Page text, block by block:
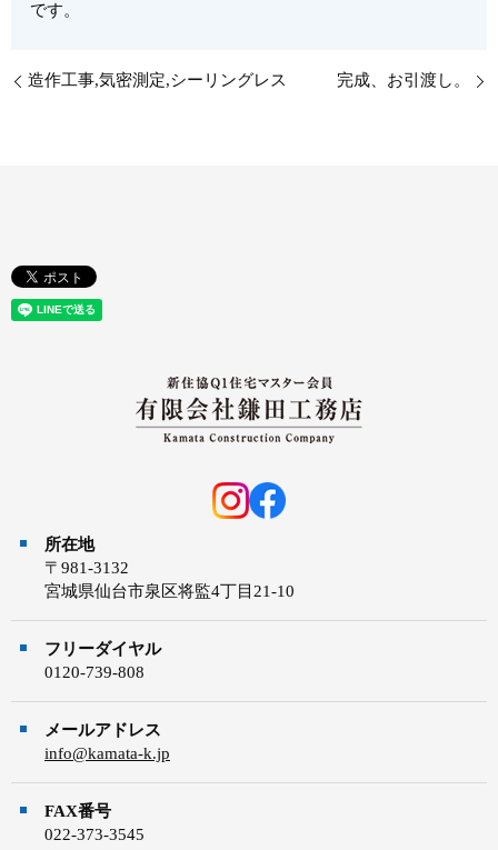
です。
造作工事,気密測定,シーリングレス 完成、お引渡し。
所在地
〒981-3132
宮城県仙台市泉区将監4丁目21-10
フリーダイヤル
0120-739-808
メールアドレス
info@kamata-k.jp
FAX番号
022-373-3545